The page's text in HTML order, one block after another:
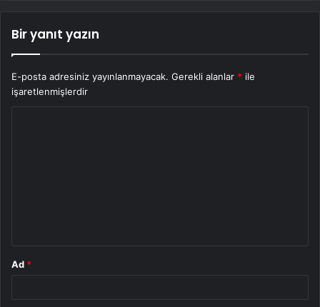
Bir yanıt yazın
E-posta adresiniz yayınlanmayacak. Gerekli alanlar * ile
işaretlenmişlerdir
Ad *